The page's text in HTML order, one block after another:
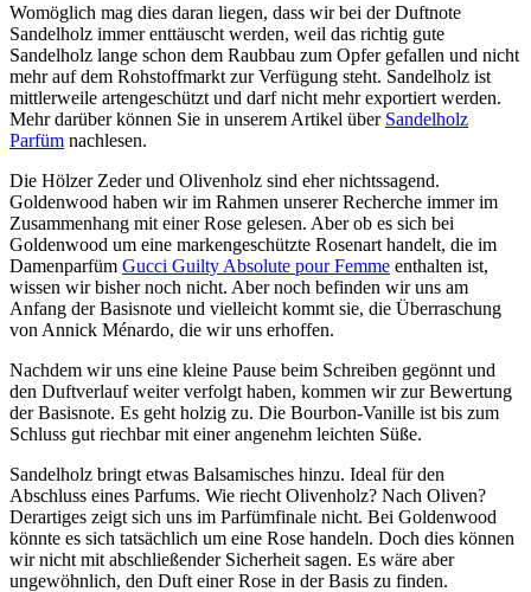
Womöglich mag dies daran liegen, dass wir bei der Duftnote
Sandelholz immer enttäuscht werden, weil das richtig gute
Sandelholz lange schon dem Raubbau zum Opfer gefallen und nicht
mehr auf dem Rohstoffmarkt zur Verfügung steht. Sandelholz ist
mittlerweile artengeschützt und darf nicht mehr exportiert werden.
Mehr darüber können Sie in unserem Artikel über Sandelholz
Parfüm nachlesen.
Die Hölzer Zeder und Olivenholz sind eher nichtssagend.
Goldenwood haben wir im Rahmen unserer Recherche immer im
Zusammenhang mit einer Rose gelesen. Aber ob es sich bei
Goldenwood um eine markengeschützte Rosenart handelt, die im
Damenparfüm Gucci Guilty Absolute pour Femme enthalten ist,
wissen wir bisher noch nicht. Aber noch befinden wir uns am
Anfang der Basisnote und vielleicht kommt sie, die Überraschung
von Annick Ménardo, die wir uns erhoffen.
Nachdem wir uns eine kleine Pause beim Schreiben gegönnt und
den Duftverlauf weiter verfolgt haben, kommen wir zur Bewertung
der Basisnote. Es geht holzig zu. Die Bourbon-Vanille ist bis zum
Schluss gut riechbar mit einer angenehm leichten Süße.
Sandelholz bringt etwas Balsamisches hinzu. Ideal für den
Abschluss eines Parfums. Wie riecht Olivenholz? Nach Oliven?
Derartiges zeigt sich uns im Parfümfinale nicht. Bei Goldenwood
könnte es sich tatsächlich um eine Rose handeln. Doch dies können
wir nicht mit abschließender Sicherheit sagen. Es wäre aber
ungewöhnlich, den Duft einer Rose in der Basis zu finden.